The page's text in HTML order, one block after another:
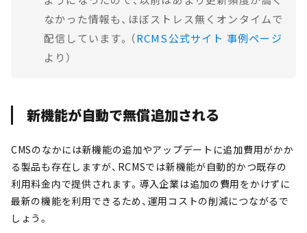
なかった情報も、ほぼストレス無くオンタイムで
配信しています。（RCMS公式サイト 事例ページ
より）
新機能が自動で無償追加される
CMSのなかには新機能の追加やアップデートに追加費用がかか
る製品も存在しますが、RCMSでは新機能が自動的かつ既存の
利用料金内で提供されます。導入企業は追加の費用をかけずに
最新の機能を利用できるため、運用コストの削減につながるで
しょう。